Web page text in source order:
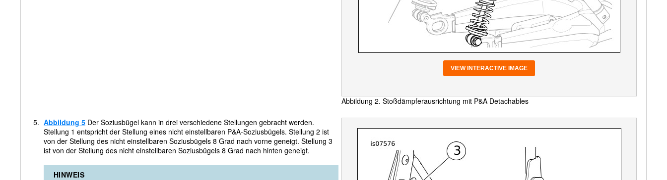
VIEW INTERACTIVE IMAGE
Abbildung 2. Stoßdämpferausrichtung mit P&A Detachables
5. Abbildung 5 Der Soziusbügel kann in drei verschiedene Stellungen gebracht werden.
Stellung 1 entspricht der Stellung eines nicht einstellbaren P&A-Soziusbügels. Stellung 2 ist
von der Stellung des nicht einstellbaren Soziusbügels 8 Grad nach vorne geneigt. Stellung 3
ist von der Stellung des nicht einstellbaren Soziusbügels 8 Grad nach hinten geneigt.
HINWEIS